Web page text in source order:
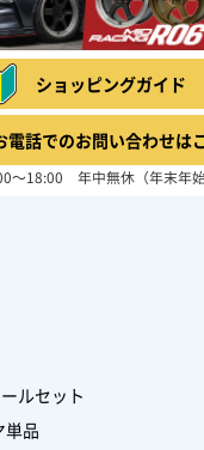
ショッピングガイド
電話でのお問い合わせは
～18:00 年中無休（年末年始
ルセット
単品